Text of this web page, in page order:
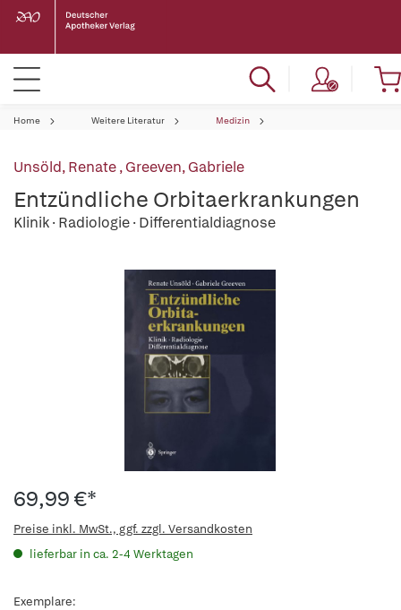
Home Weitere Literatur Medizin
Unsöld, Renate,Greeven, Gabriele
Entzündliche Orbitaerkrankungen
Klinik · Radiologie · Differentialdiagnose
69,99 €*
Preise inkl. MwSt., ggf. zzgl. Versandkosten
lieferbar in ca. 2-4 Werktagen
Exemplare: